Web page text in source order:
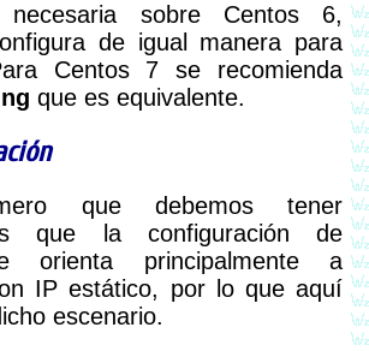
necesaria sobre Centos 6,
de igual manera para
Centos 7 se recomienda
que es equivalente.
que la configuración de
orienta principalmente a
IP estático, por lo que aquí
escenario.